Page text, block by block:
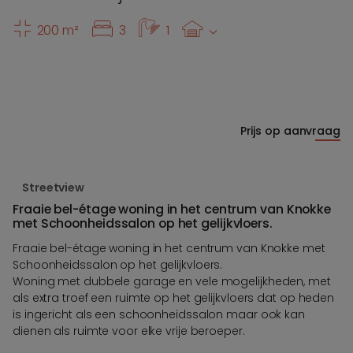
200 m² 3 1
Prijs op aanvraag
Streetview
Fraaie bel-étage woning in het centrum van Knokke
met Schoonheidssalon op het gelijkvloers.
Fraaie bel-étage woning in het centrum van Knokke met
Schoonheidssalon op het gelijkvloers.
Woning met dubbele garage en vele mogelijkheden, met
als extra troef een ruimte op het gelijkvloers dat op heden
is ingericht als een schoonheidssalon maar ook kan
dienen als ruimte voor elke vrije beroeper.